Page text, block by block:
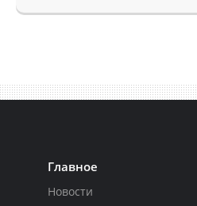
Главное
Новости